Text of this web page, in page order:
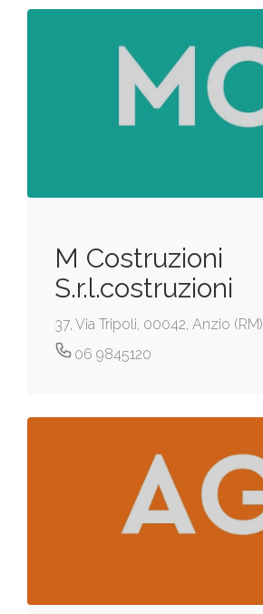
M Costruzioni
S.r.l.costruzioni
37, Via Tripoli, 00042, Anzio (RM)
06 9845120